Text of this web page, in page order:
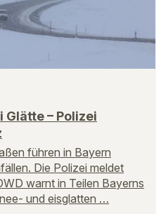
Glätte – Polizei
führen in Bayern
Die Polizei meldet
warnt in Teilen Bayerns
und eisglatten …